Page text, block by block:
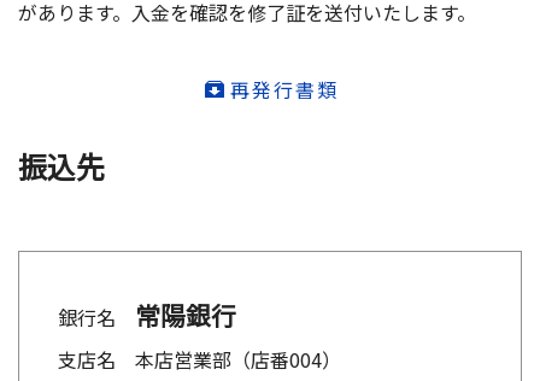
があります。入金を確認を修了証を送付いたします。
再発行書類
振込先
銀行名 常陽銀行
支店名 本店営業部（店番004）